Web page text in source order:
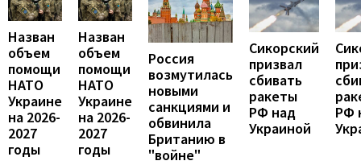
Назван
объем
помощи
НАТО
Украине
на 2026-
2027
годы
Назван
объем
помощи
НАТО
Украине
на 2026-
2027
годы
Россия
возмутилась
новыми
санкциями и
обвинила
Британию в
"войне"
Сикорский
призвал
сбивать
ракеты
РФ над
Украиной
РФ